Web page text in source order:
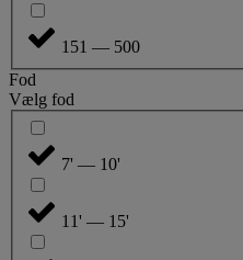
151 — 500
Fod
Vælg fod
7' — 10'
11' — 15'